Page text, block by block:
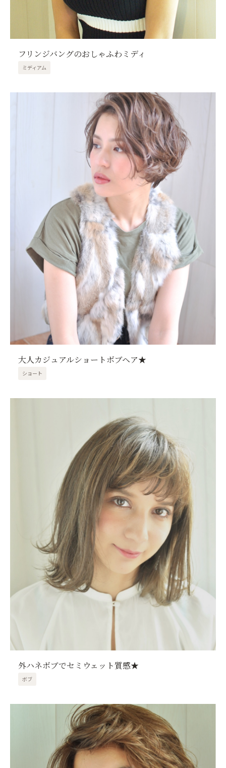
フリンジバングのおしゃふわミディ
ミディアム
大人カジュアルショートボブヘア★
ショート
外ハネボブでセミウェット質感★
ボブ